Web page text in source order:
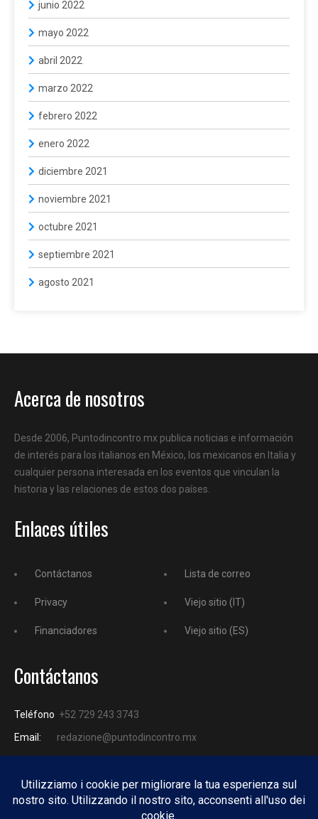
junio 2022
mayo 2022
abril 2022
marzo 2022
febrero 2022
enero 2022
diciembre 2021
noviembre 2021
octubre 2021
septiembre 2021
agosto 2021
Acerca de nosotros
Desde 2006, Puntodincontro.mx publica noticias e información
de interés para los italianos en México, los mexicanos en Italia y
cualquier persona interesada en los eventos que vinculan la
historia y las relaciones de estos dos países.
Enlaces útiles
Contáctanos
Privacy
Financiadores
Lista de correo
Viejo sitio (IT)
Viejo sitio (ES)
Contáctanos
Teléfono +52 729 243 3743
Email:
redazione@puntodincontro.mx
PUNTODINCONTRO